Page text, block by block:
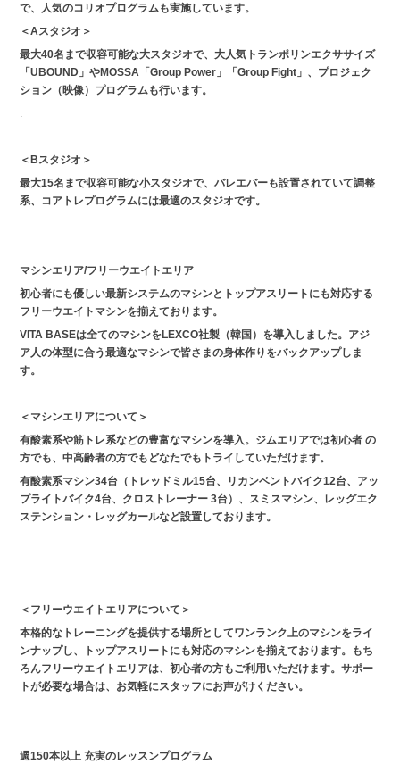
で、人気のコリオプログラムも実施しています。
＜Aスタジオ＞
最大40名まで収容可能な大スタジオで、大人気トランポリンエクササイズ
「UBOUND」やMOSSA「Group Power」「Group Fight」、プロジェク
ション（映像）プログラムも行います。
＜Bスタジオ＞
最大15名まで収容可能な小スタジオで、バレエバーも設置されていて調整
系、コアトレプログラムには最適のスタジオです。
マシンエリア/フリーウエイトエリア
初心者にも優しい最新システムのマシンとトップアスリートにも対応する
フリーウエイトマシンを揃えております。
VITA BASEは全てのマシンをLEXCO社製（韓国）を導入しました。アジ
ア人の体型に合う最適なマシンで皆さまの身体作りをバックアップしま
す。
＜マシンエリアについて＞
有酸素系や筋トレ系などの豊富なマシンを導入。ジムエリアでは初心者 の
方でも、中高齢者の方でもどなたでもトライしていただけます。
有酸素系マシン34台（トレッドミル15台、リカンベントバイク12台、アッ
プライトバイク4台、クロストレーナー 3台）、スミスマシン、レッグエク
ステンション・レッグカールなど設置しております。
＜フリーウエイトエリアについて＞
本格的なトレーニングを提供する場所としてワンランク上のマシンをライ
ンナップし、トップアスリートにも対応のマシンを揃えております。もち
ろんフリーウエイトエリアは、初心者の方もご利用いただけます。サポー
トが必要な場合は、お気軽にスタッフにお声がけください。
週150本以上 充実のレッスンプログラム